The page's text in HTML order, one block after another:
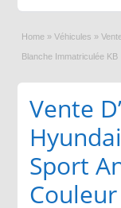
Home » Véhicules »
Blanche Immatriculée KB
Vente
Sport